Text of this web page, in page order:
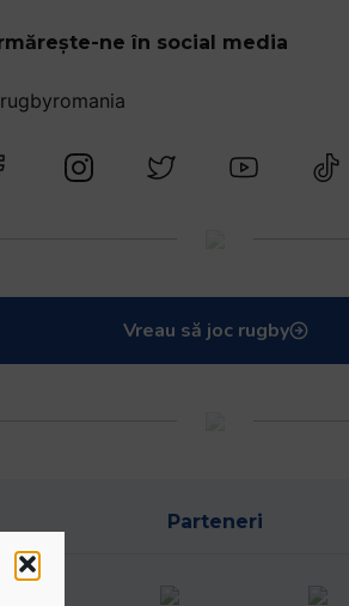
ne în social media
Vreau să joc rugby
Parteneri